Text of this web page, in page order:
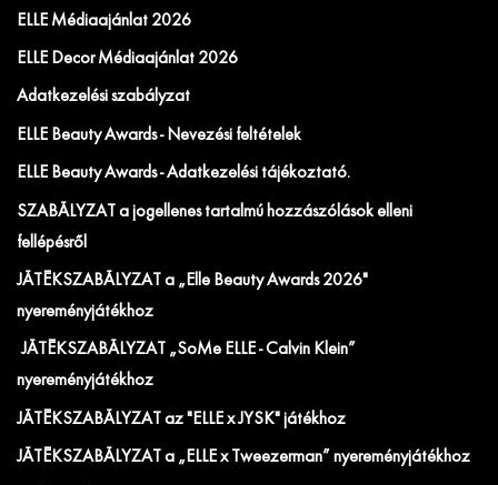
ELLE Médiaajánlat 2026
ELLE Decor Médiaajánlat 2026
Adatkezelési szabályzat
ELLE Beauty Awards - Nevezési feltételek
ELLE Beauty Awards - Adatkezelési tájékoztató.
SZABÁLYZAT a jogellenes tartalmú hozzászólások elleni
fellépésről
JÁTÉKSZABÁLYZAT a „Elle Beauty Awards 2026"
nyereményjátékhoz
JÁTÉKSZABÁLYZAT „SoMe ELLE - Calvin Klein”
nyereményjátékhoz
JÁTÉKSZABÁLYZAT az "ELLE x JYSK" játékhoz
JÁTÉKSZABÁLYZAT a „ELLE x Tweezerman” nyereményjátékhoz